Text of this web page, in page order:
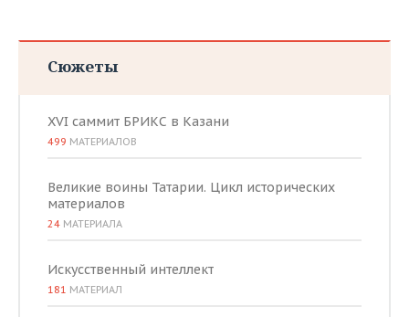
Сюжеты
XVI саммит БРИКС в Казани
499 МАТЕРИАЛОВ
Великие воины Татарии. Цикл исторических
материалов
24 МАТЕРИАЛА
Искусственный интеллект
181 МАТЕРИАЛ